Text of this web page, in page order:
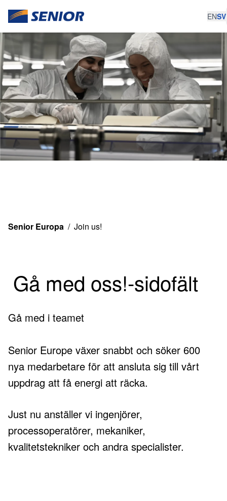
ENSV
Anslut dig till
Senior Europa / Join us!
Gå med oss!-sidofält
Gå med i teamet
Senior Europe växer snabbt och söker 600
nya medarbetare för att ansluta sig till vårt
uppdrag att få energi att räcka.
Just nu anställer vi ingenjörer,
processoperatörer, mekaniker,
kvalitetstekniker och andra specialister.